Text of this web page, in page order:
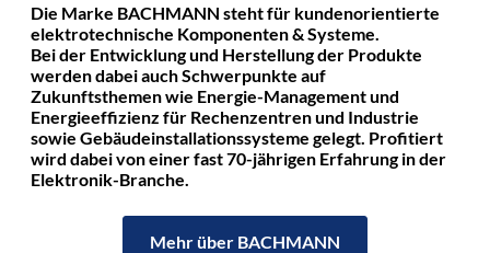
Die Marke BACHMANN steht für kundenorientierte
elektrotechnische Komponenten & Systeme.
Bei der Entwicklung und Herstellung der Produkte
werden dabei auch Schwerpunkte auf
Zukunftsthemen wie Energie-Management und
Energieeffizienz für Rechenzentren und Industrie
sowie Gebäudeinstallationssysteme gelegt. Profitiert
wird dabei von einer fast 70-jährigen Erfahrung in der
Elektronik-Branche.
Mehr über BACHMANN